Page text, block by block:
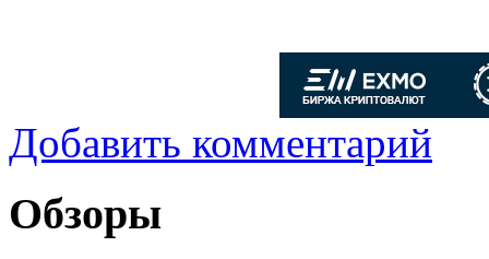
Добавить комментарий
Обзоры